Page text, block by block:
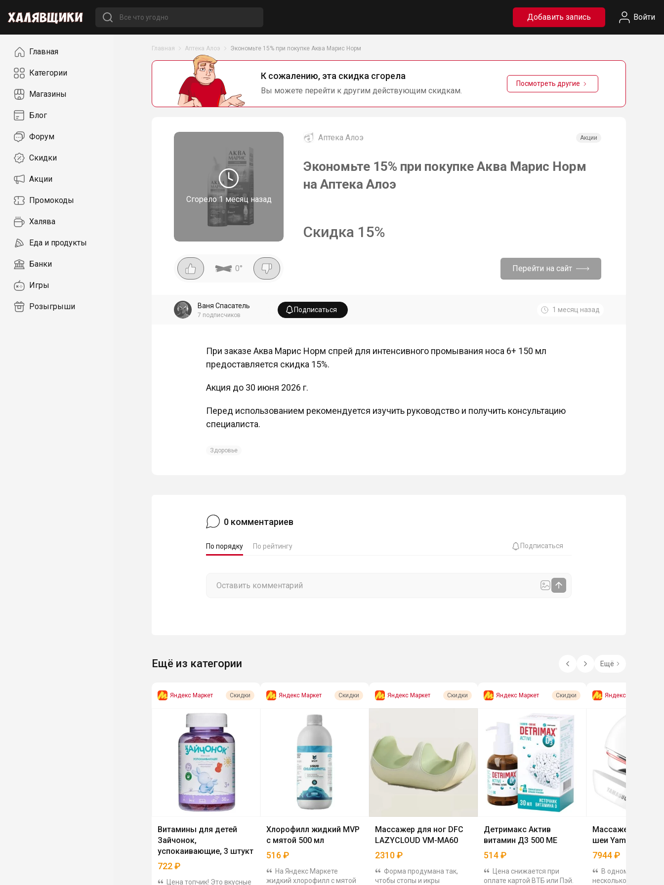
Добавить запись Войти
НавигацияГлавная
Категории
Магазины
Блог
Форум
Скидки
Акции
Промокоды
Халява
Еда и продукты
Банки
Игры
Розыгрыши
Главная Аптека Алоэ Экономьте 15% при покупке Аква Марис Норм
К сожалению, эта скидка сгорела
Вы можете перейти к другим действующим скидкам.
Посмотреть другие
Сгорело1 месяц назад
Аптека Алоэ Акции
Экономьте 15% при покупке Аква Марис Норм
на Аптека Алоэ
Скидка 15%
0° Перейти на сайт
Ваня Спасатель
7 подписчиков
Подписаться 1 месяц назад
При заказе Аква Марис Норм спрей для интенсивного промывания носа 6+ 150 мл
предоставляется скидка 15%.
Акция до 30 июня 2026 г.
Перед использованием рекомендуется изучить руководство и получить консультацию
специалиста.
Здоровье
0 комментариев
По порядку По рейтингу Подписаться
Ещё из категории Ещё
Яндекс Маркет Скидки
Витамины для детей
Зайчонок,
успокаивающие, 3 штукт
722₽
Цена топчик! Это вкусные
Яндекс Маркет Скидки
Хлорофилл жидкий MVP
с мятой 500 мл
516₽
На Яндекс Маркете
жидкий хлорофилл с мятой
Яндекс Маркет Скидки
Массажер для ног DFC
LAZYCLOUD VM-MA60
2310₽
Форма продумана так,
чтобы стопы и икры
Яндекс Маркет Скидки
Детримакс Актив
витамин Д3 500 МЕ
514₽
Цена снижается при
оплате картой ВТБ или Пэй.
Яндекс Маркет
Массажер для
шеи Yamaguchi
7944₽
В одном приборе
несколько